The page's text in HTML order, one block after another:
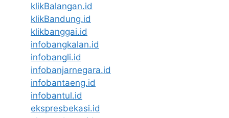
klikBalangan.id
klikBandung.id
klikbanggai.id
infobangkalan.id
infobangli.id
infobanjarnegara.id
infobantaeng.id
infobantul.id
ekspresbekasi.id